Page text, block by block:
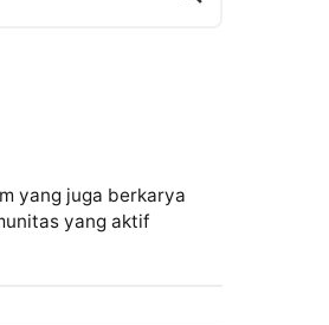
yang juga berkarya
yang aktif